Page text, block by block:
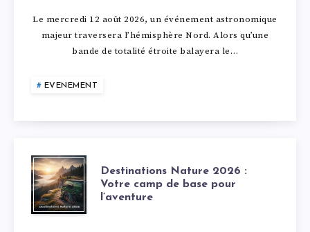
I
S
E
S
O
L
Le mercredi 12 août 2026, un événement astronomique
majeur traversera l’hémisphère Nord. Alors qu’une
bande de totalité étroite balayera le…
EVENEMENT
D
E
Destinations Nature 2026 :
Votre camp de base pour
l’aventure